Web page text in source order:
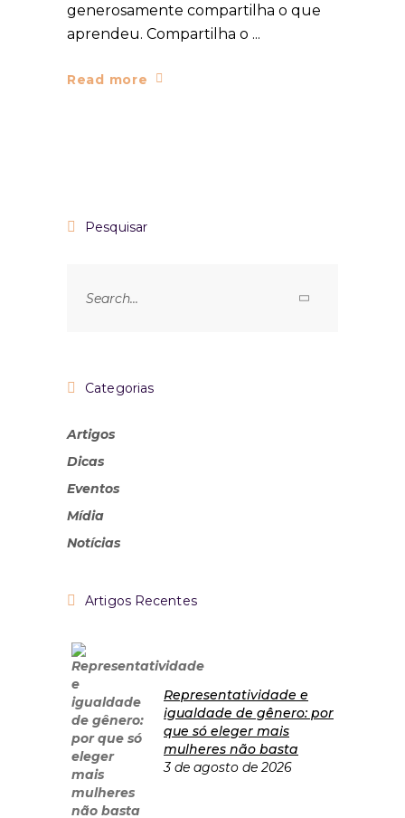
generosamente compartilha o que
aprendeu. Compartilha o
Read more
Pesquisar
Categorias
Artigos
Dicas
Eventos
Mídia
Notícias
Artigos Recentes
Representatividade e
igualdade de gênero: por
que só eleger mais
mulheres não basta
3 de agosto de 2026